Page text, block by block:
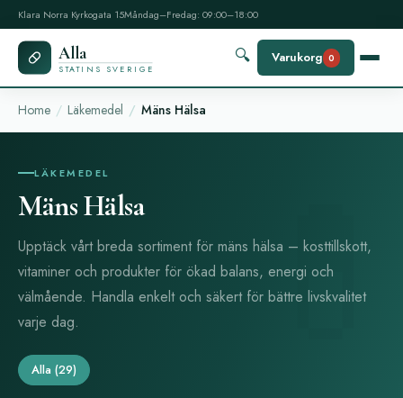
Klara Norra Kyrkogata 15Måndag–Fredag: 09:00–18:00
Alla
STATINS SVERIGE
🔍 Varukorg 0
Home Läkemedel Mäns Hälsa
LÄKEMEDEL
Mäns Hälsa
Upptäck vårt breda sortiment för mäns hälsa – kosttillskott,
vitaminer och produkter för ökad balans, energi och
välmående. Handla enkelt och säkert för bättre livskvalitet
varje dag.
Alla (29)